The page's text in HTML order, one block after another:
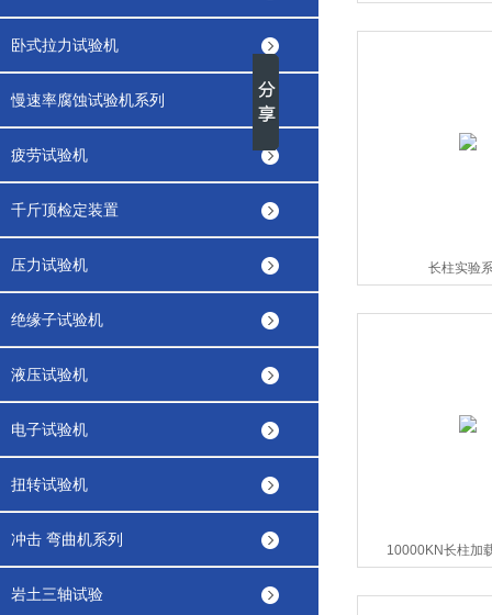
卧式拉力试验机
慢速率腐蚀试验机系列
疲劳试验机
千斤顶检定装置
压力试验机
绝缘子试验机
液压试验机
电子试验机
扭转试验机
冲击 弯曲机系列
岩土三轴试验
长柱实验
10000KN长柱加